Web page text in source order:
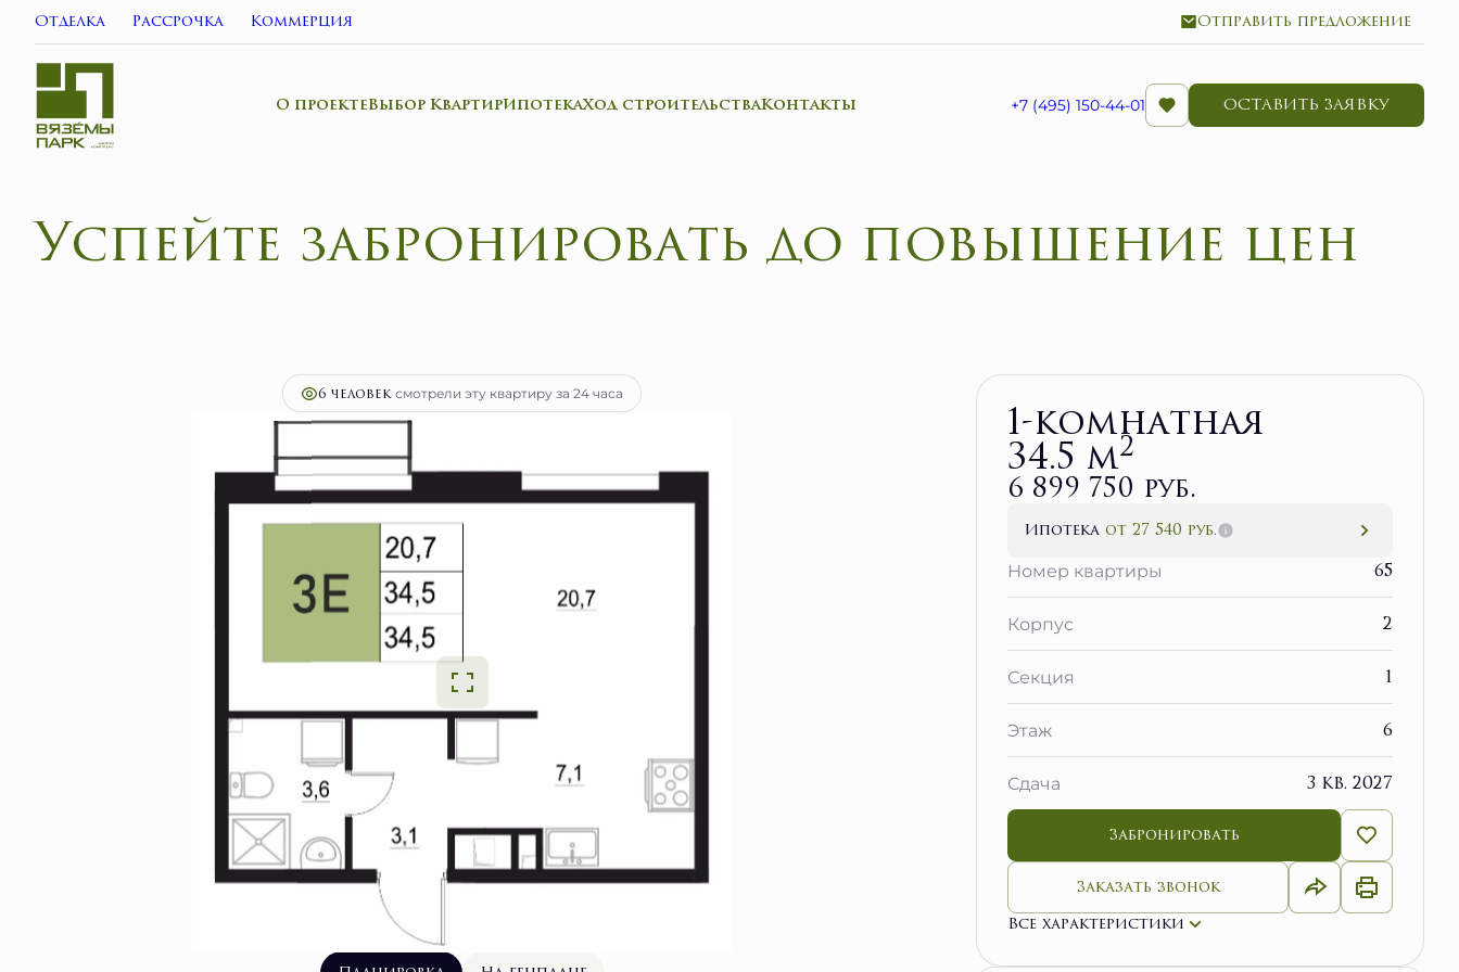
Отделка Рассрочка Коммерция Отправить предложение
О проектеВыбор КвартирИпотекаХод строительстваКонтакты +7 (495) 150-44-01 ОСТАВИТЬ ЗАЯВКУ
Успейте забронироват
6 человексмотрели эту квартиру за 24 часа
1-комнатная
34.5 м2
6 899 750 руб.
Ипотека от 27 540 руб.
Номер квартиры
65
Корпус 2
Секция 1
Этаж 6
Сдача 3 кв. 2027
Забронировать
Заказать звонок
Все характеристики